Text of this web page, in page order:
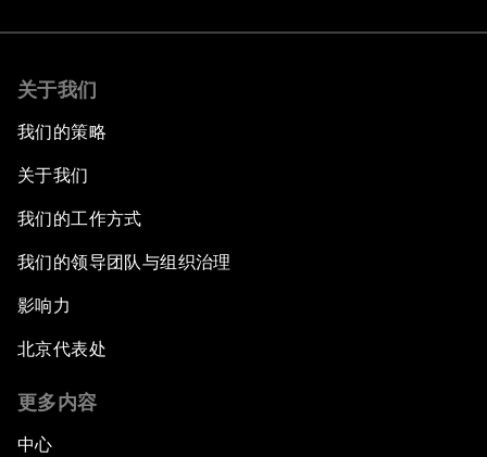
关于我们
我们的策略
关于我们
我们的工作方式
我们的领导团队与组织治理
影响力
北京代表处
更多内容
中心